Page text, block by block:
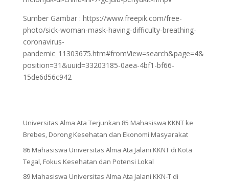
Sumber Gambar : https://www.freepik.com/free-
photo/sick-woman-mask-having-difficulty-breathing-
coronavirus-
pandemic_11303675.htm#fromView=search&page=4&
position=31&uuid=33203185-0aea-4bf1-bf66-
15de6d56c942
Universitas Alma Ata Terjunkan 85 Mahasiswa KKNT ke
Brebes, Dorong Kesehatan dan Ekonomi Masyarakat
86 Mahasiswa Universitas Alma Ata Jalani KKNT di Kota
Tegal, Fokus Kesehatan dan Potensi Lokal
89 Mahasiswa Universitas Alma Ata Jalani KKN-T di